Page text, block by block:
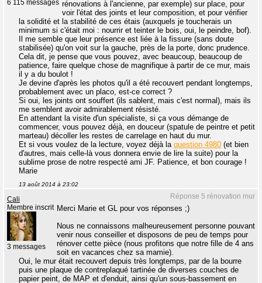
6 115 messages rénovations à l'ancienne, par exemple) sur place, pour
voir l'état des joints et leur composition, et pour vérifier
la solidité et la stabilité de ces étais (auxquels je toucherais un
minimum si c'était moi : nourrir et teinter le bois, oui, le peindre, bof).
Il me semble que leur présence est liée à la fissure (sans doute
stabilisée) qu'on voit sur la gauche, près de la porte, donc prudence.
Cela dit, je pense que vous pouvez, avec beaucoup, beaucoup de
patience, faire quelque chose de magnifique à partir de ce mur, mais
il y a du boulot !
Je devine d'après les photos qu'il a été recouvert pendant longtemps,
probablement avec un placo, est-ce correct ?
Si oui, les joints ont souffert (ils sablent, mais c'est normal), mais ils
me semblent avoir admirablement résisté.
En attendant la visite d'un spécialiste, si ça vous démange de
commencer, vous pouvez déjà, en douceur (spatule de peintre et petit
marteau) décoller les restes de carrelage en haut du mur.
Et si vous voulez de la lecture, voyez déjà la question 4980 (et bien
d'autres, mais celle-là vous donnera envie de lire la suite) pour la
sublime prose de notre respecté ami JF. Patience, et bon courage !
Marie
13 août 2014 à 23:02
Réponse 5 rénovation mur
Cali
Membre inscrit
3 messages
Merci Marie et GL pour vos réponses ;)
Nous ne connaissons malheureusement personne pouvant
venir nous conseiller et disposons de peu de temps pour
rénover cette pièce (nous profitons que notre fille de 4 ans
soit en vacances chez sa mamie).
Oui, le mur était recouvert depuis très longtemps, par de la bourre
puis une plaque de contreplaqué tartinée de diverses couches de
papier peint, de MAP et d'enduit, ainsi qu'un sous-bassement en